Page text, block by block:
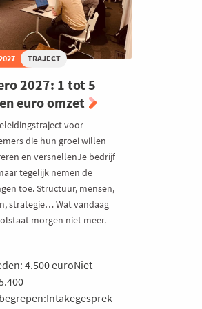
TRAJECT
2027: 1 tot 5
euro omzet
voor
die hun groei willen
en versnellenJe bedrijf
tegelijk nemen de
toe. Structuur, mensen,
strategie… Wat vandaag
morgen niet meer.
4.500 euroNiet-